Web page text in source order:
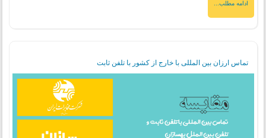
ادامه مطلب...
تماس ارزان بین المللی با خارج از کشور با تلفن ثابت